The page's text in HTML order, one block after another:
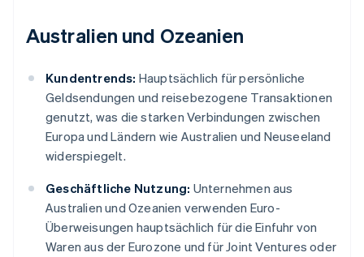
Australien und Ozeanien
Kundentrends: Hauptsächlich für persönliche
Geldsendungen und reisebezogene Transaktionen
genutzt, was die starken Verbindungen zwischen
Europa und Ländern wie Australien und Neuseeland
widerspiegelt.
Geschäftliche Nutzung: Unternehmen aus
Australien und Ozeanien verwenden Euro-
Überweisungen hauptsächlich für die Einfuhr von
Waren aus der Eurozone und für Joint Ventures oder